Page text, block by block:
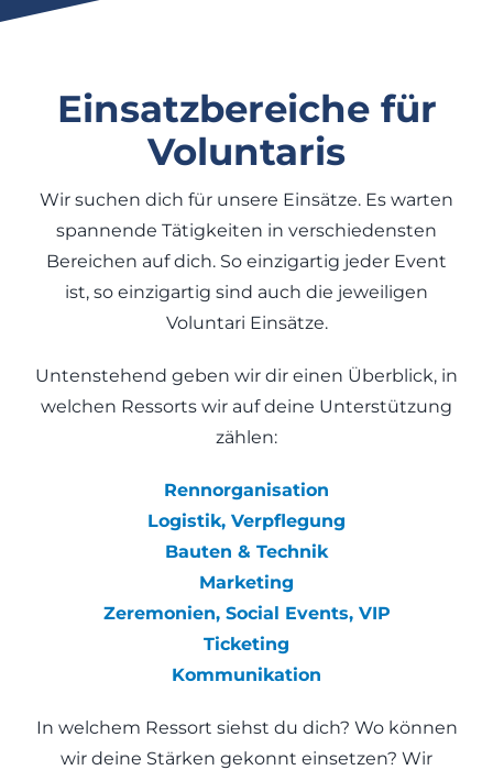
Einsatzbereiche für
Voluntaris
Wir suchen dich für unsere Einsätze. Es warten
spannende Tätigkeiten in verschiedensten
Bereichen auf dich. So einzigartig jeder Event
ist, so einzigartig sind auch die jeweiligen
Voluntari Einsätze.
Untenstehend geben wir dir einen Überblick, in
welchen Ressorts wir auf deine Unterstützung
zählen:
Rennorganisation
Logistik, Verpflegung
Bauten & Technik
Marketing
Zeremonien, Social Events, VIP
Ticketing
Kommunikation
In welchem Ressort siehst du dich? Wo können
wir deine Stärken gekonnt einsetzen? Wir